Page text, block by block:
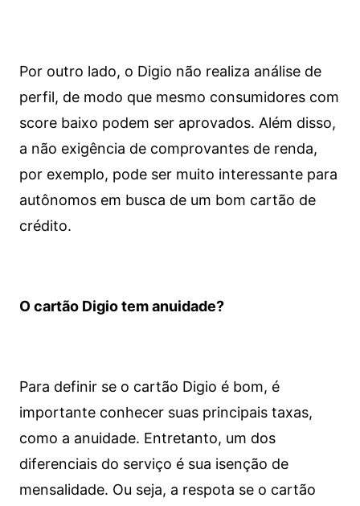
Por outro lado, o Digio não realiza análise de
perfil, de modo que mesmo consumidores com
score baixo podem ser aprovados. Além disso,
a não exigência de comprovantes de renda,
por exemplo, pode ser muito interessante para
autônomos em busca de um bom cartão de
crédito.
O cartão Digio tem anuidade?
Para definir se o cartão Digio é bom, é
importante conhecer suas principais taxas,
como a anuidade. Entretanto, um dos
diferenciais do serviço é sua isenção de
mensalidade. Ou seja, a respota se o cartão